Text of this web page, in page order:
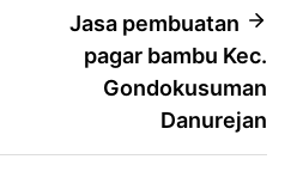
Jasa pembuatan
pagar bambu Kec.
Gondokusuman
Danurejan